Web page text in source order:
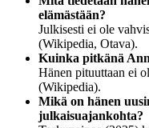
elämästään?
Julkisesti ei ole
(Wikipedia, Otava).
Kuinka pitkänä
Hänen pituuttaan ei
(Wikipedia).
Mikä on hänen
julkaisuajankohta?